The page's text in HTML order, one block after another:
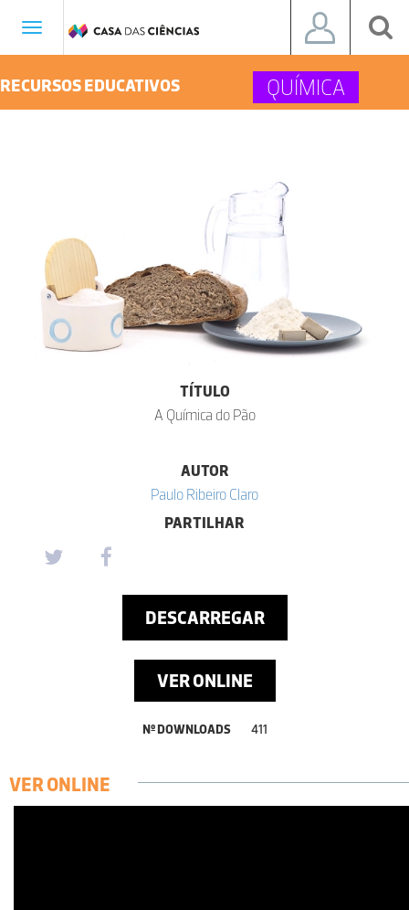
Toggle
RECURSOS EDUCATIVOS QUÍMICA
TÍTULO
A Química do Pão
AUTOR
Paulo Ribeiro Claro
PARTILHAR
DESCARREGAR
VER ONLINE
Nº DOWNLOADS 411
VER ONLINE